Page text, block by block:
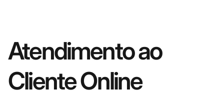
Atendimento ao
Cliente Online